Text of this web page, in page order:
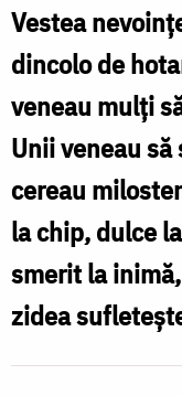
–
chip
de
blândețe
/
Foto:
Oana
Nechifor
Vestea
dincolo de
veneau mulţi
Unii veneau
cereau
la chip, dulce
smerit la
zidea